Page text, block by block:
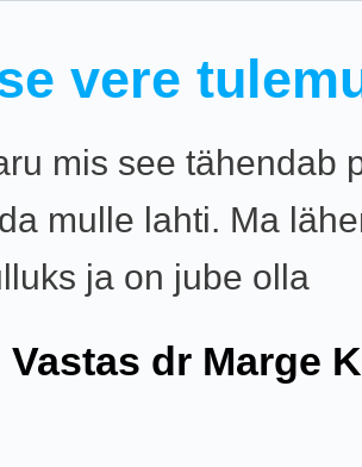
vere
mis see tähendab
mulle lahti. Ma
ja on jube olla
Vastas dr Marge